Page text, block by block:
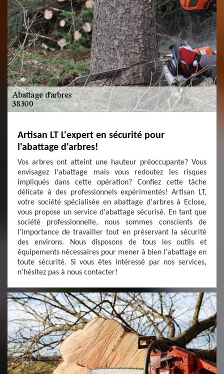
Artisan LT L'expert en sécurité pour
l'abattage d'arbres!
Vos arbres ont atteint une hauteur préoccupante? Vous
envisagez l'abattage mais vous redoutez les risques
impliqués dans cette opération? Confiez cette tâche
délicate à des professionnels expérimentés! Artisan LT,
votre société spécialisée en abattage d'arbres à Eclose,
vous propose un service d'abattage sécurisé. En tant que
société professionnelle, nous sommes conscients de
l'importance de travailler tout en préservant la sécurité
des environs. Nous disposons de tous les outils et
équipements nécessaires pour mener à bien l'abattage en
toute sécurité. Si vous êtes intéressé par nos services,
n'hésitez pas à nous contacter!